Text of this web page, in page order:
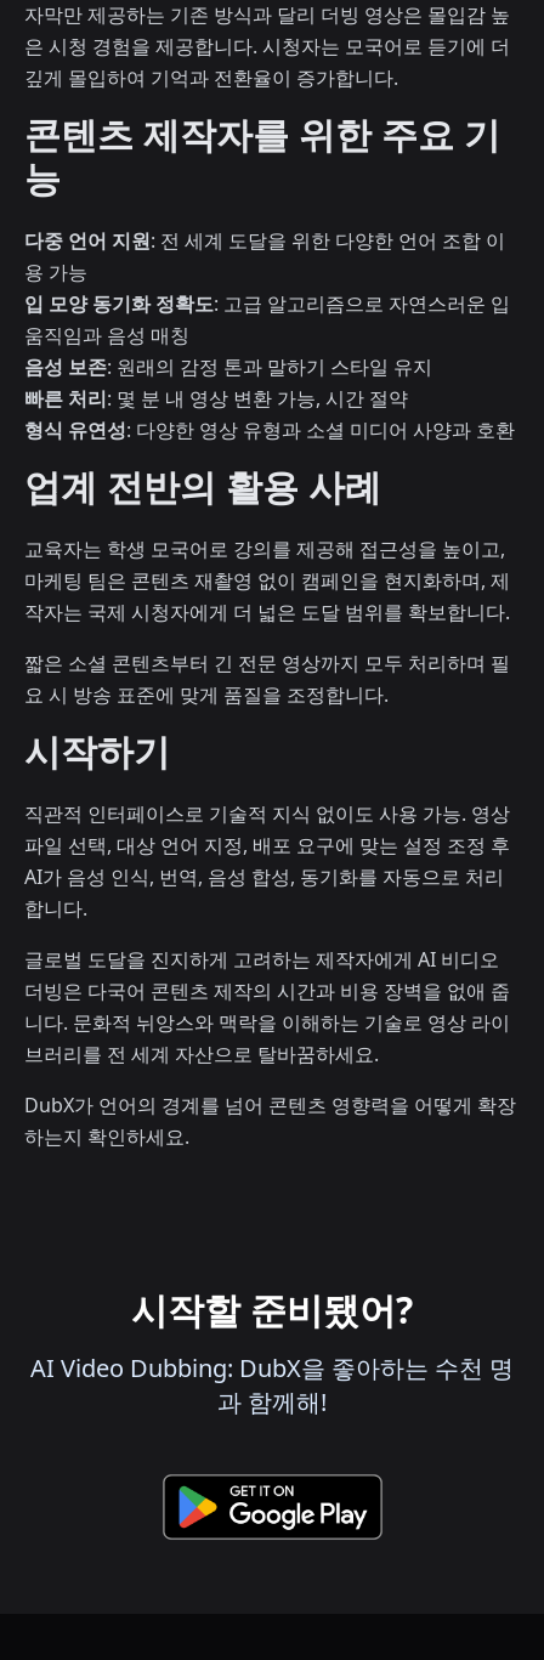
자막만 제공하는 기존 방식과 달리 더빙 영상은 몰입감 높
은 시청 경험을 제공합니다. 시청자는 모국어로 듣기에 더
깊게 몰입하여 기억과 전환율이 증가합니다.
콘텐츠 제작자를 위한 주요 기
능
다중 언어 지원: 전 세계 도달을 위한 다양한 언어 조합 이
용 가능
입 모양 동기화 정확도: 고급 알고리즘으로 자연스러운 입
움직임과 음성 매칭
음성 보존: 원래의 감정 톤과 말하기 스타일 유지
빠른 처리: 몇 분 내 영상 변환 가능, 시간 절약
형식 유연성: 다양한 영상 유형과 소셜 미디어 사양과 호환
업계 전반의 활용 사례
교육자는 학생 모국어로 강의를 제공해 접근성을 높이고,
마케팅 팀은 콘텐츠 재촬영 없이 캠페인을 현지화하며, 제
작자는 국제 시청자에게 더 넓은 도달 범위를 확보합니다.
짧은 소셜 콘텐츠부터 긴 전문 영상까지 모두 처리하며 필
요 시 방송 표준에 맞게 품질을 조정합니다.
시작하기
직관적 인터페이스로 기술적 지식 없이도 사용 가능. 영상
파일 선택, 대상 언어 지정, 배포 요구에 맞는 설정 조정 후
AI가 음성 인식, 번역, 음성 합성, 동기화를 자동으로 처리
합니다.
글로벌 도달을 진지하게 고려하는 제작자에게 AI 비디오
더빙은 다국어 콘텐츠 제작의 시간과 비용 장벽을 없애 줍
니다. 문화적 뉘앙스와 맥락을 이해하는 기술로 영상 라이
브러리를 전 세계 자산으로 탈바꿈하세요.
DubX가 언어의 경계를 넘어 콘텐츠 영향력을 어떻게 확장
하는지 확인하세요.
시작할 준비됐어?
AI Video Dubbing: DubX을 좋아하는 수천 명
과 함께해!